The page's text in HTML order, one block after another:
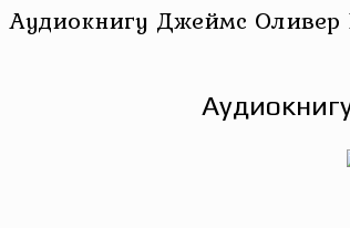
Аудиокнигу Джеймс Оливер